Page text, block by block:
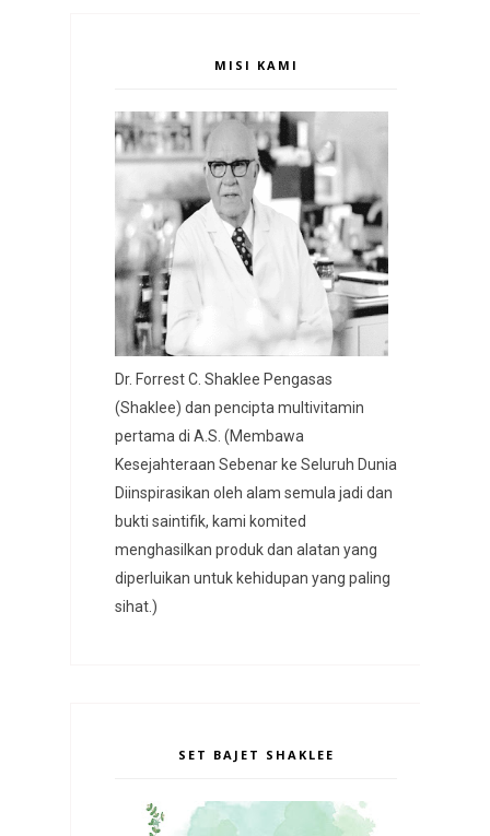
MISI KAMI
Dr. Forrest C. Shaklee Pengasas
(Shaklee) dan pencipta multivitamin
pertama di A.S. (Membawa
Kesejahteraan Sebenar ke Seluruh Dunia
Diinspirasikan oleh alam semula jadi dan
bukti saintifik, kami komited
menghasilkan produk dan alatan yang
diperluikan untuk kehidupan yang paling
sihat.)
SET BAJET SHAKLEE